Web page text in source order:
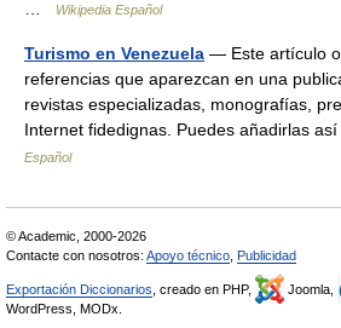
Wikipedia Español
Turismo en Venezuela — Este artículo
referencias que aparezcan en una
revistas especializadas, monografías,
Internet fidedignas. Puedes añadirlas
Español
© Academic, 2000-2026
Contacte con nosotros: Apoyo técnico Publicidad
Exportación Diccionarios , creado en PHP, Joomla,
WordPress, MODx.